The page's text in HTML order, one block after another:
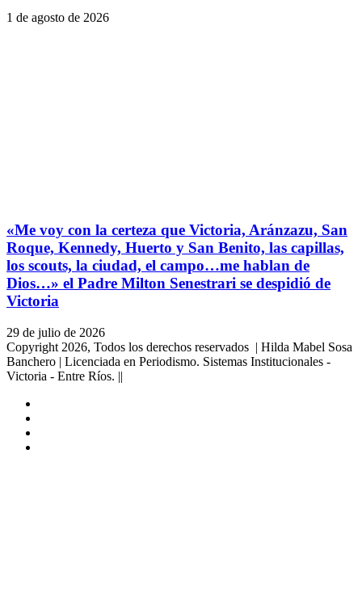
1 de agosto de 2026
«Me voy con la certeza que Victoria, Aránzazu, San
Roque, Kennedy, Huerto y San Benito, las capillas,
los scouts, la ciudad, el campo…me hablan de
Dios…» el Padre Milton Senestrari se despidió de
Victoria
29 de julio de 2026
Copyright 2026, Todos los derechos reservados | Hilda Mabel Sosa
Banchero | Licenciada en Periodismo. Sistemas Institucionales -
Victoria - Entre Ríos. ||